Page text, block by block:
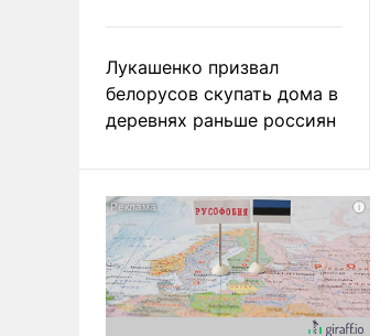
Лукашенко призвал
белорусов скупать дома в
деревнях раньше россиян